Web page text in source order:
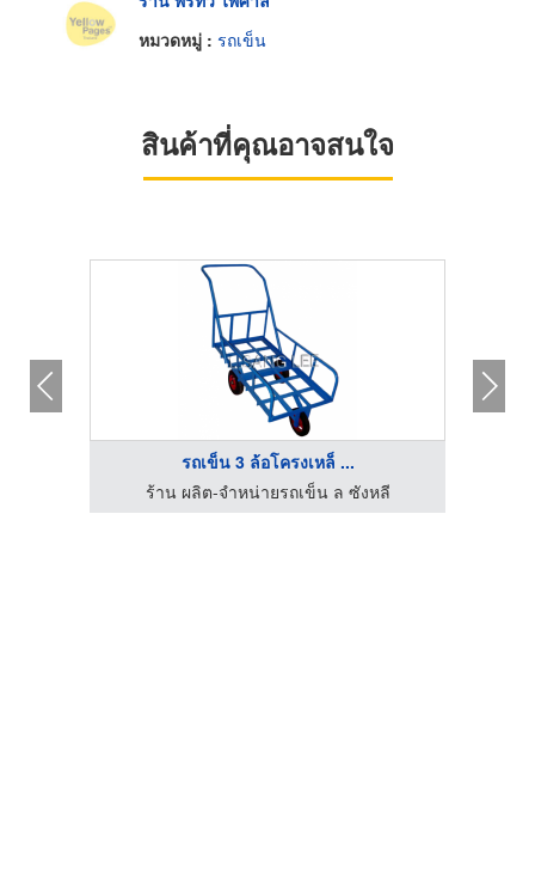
หมวดหมู่ : รถเข็น
สินค้าที่คุณอาจสนใจ
รถเข็น 3 ล้อโครงเหล็ ...
ร้าน ผลิต-จำหน่ายรถเข็น ล ซังหลี